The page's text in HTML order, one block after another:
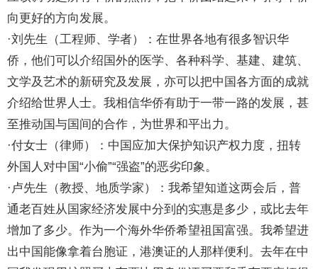
向更好的方向发展。
·刘先生（工程师、学者）：在世界各地有很多智识华
侨，他们可以介绍国外的医学、各种科学、基建、建筑、
文学及艺术的新研究及发展，亦可以把中国各方面的成就
介绍给世界人士。我相信华侨有助于一带一路的发展，甚
至推动国与国间的合作，为世界和平出力。
·付女士（律师）：中国应加大保护知识产权力度，扭转
外国人对中国“小偷”“强盗”的恶劣印象。
·卢先生（教授、地质学家）：我希望知道这两会后，普
通老百姓从国家经济发展中分到的实惠是多少，或比去年
增加了多少。作为一个海外华侨希望祖国富强。我希望进
出中国能像拿着台胞证，港澳证的人那样便利。去年在中